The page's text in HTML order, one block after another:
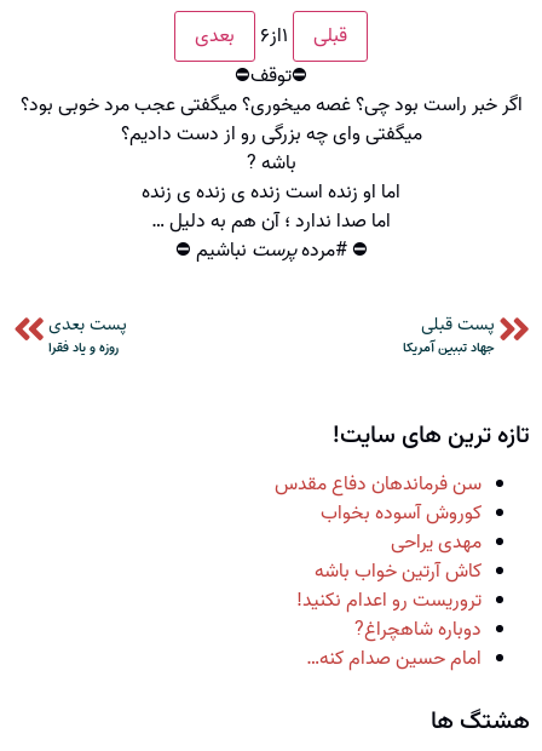
قبلی ۱از۶
بعدی
⛔️توقف⛔️
اگر خبر راست بود چی؟ غصه میخوری؟ میگفتی عجب مرد خوبی بود؟
میگفتی وای چه بزرگی رو از دست دادیم؟
باشه ?
اما او زنده است زنده ی زنده ی زنده
اما صدا ندارد ؛ آن هم به دلیل …
⛔️ #مردهپرست نباشیم ⛔️
پست قبلی
جهاد تببین آمریکا
پست بعدی
روزه و یاد فقرا
تازه ترین های سایت!
سن فرماندهان دفاع مقدس
کوروش آسوده بخواب
مهدی یراحی
کاش آرتین خواب باشه
تروریست رو اعدام نکنید!
دوباره شاهچراغ?
امام حسین صدام کنه…
هشتگ ها